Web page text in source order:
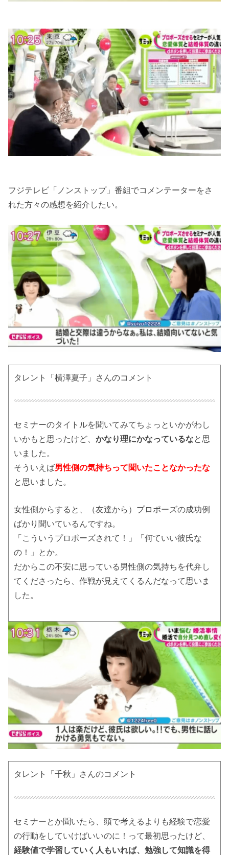
フジテレビ「ノンストップ」番組でコメンテーターをさ
れた方々の感想を紹介したい。
タレント「横澤夏子」さんのコメント
セミナーのタイトルを聞いてみてちょっといかがわし
いかもと思ったけど、かなり理にかなっているなと思
いました。
そういえば男性側の気持ちって聞いたことなかったな
と思いました。
女性側からすると、（友達から）プロポーズの成功例
ばかり聞いているんですね。
「こういうプロポーズされて！」「何ていい彼氏な
の！」とか。
だからこの不安に思っている男性側の気持ちを代弁し
てくださったら、作戦が見えてくるんだなって思いま
した。
タレント「千秋」さんのコメント
セミナーとか聞いたら、頭で考えるよりも経験で恋愛
の行動をしていけばいいのに！って最初思ったけど、
経験値で学習していく人もいれば、勉強して知識を得